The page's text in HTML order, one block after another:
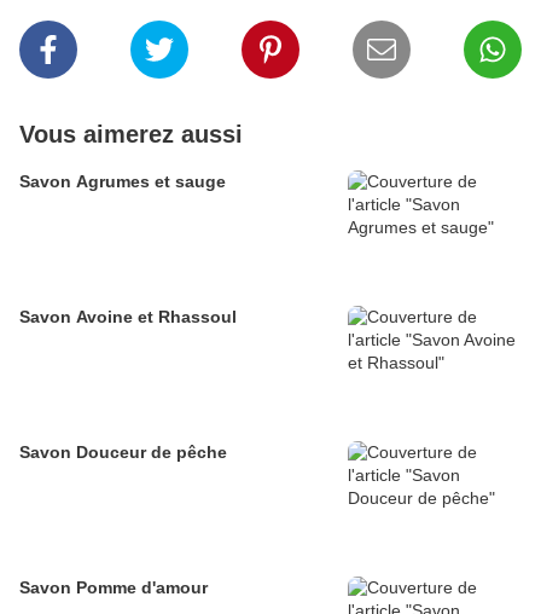
Vous aimerez aussi
Savon Agrumes et sauge
Savon Avoine et Rhassoul
Savon Douceur de pêche
Savon Pomme d'amour